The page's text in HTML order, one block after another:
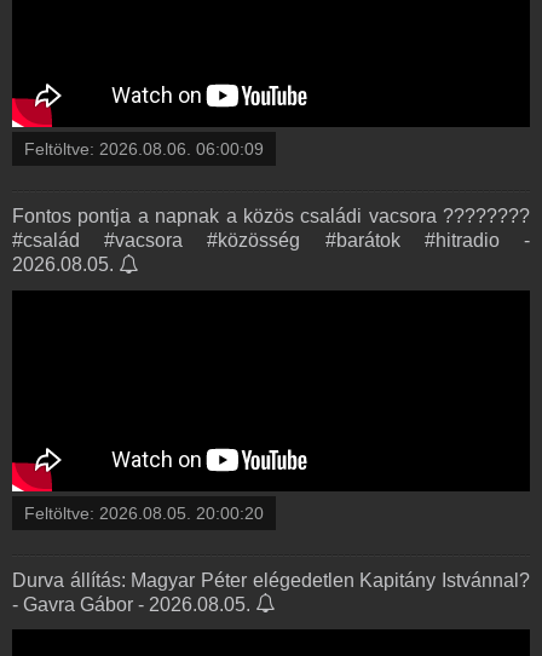
Feltöltve: 2026.08.06. 06:00:09
Fontos pontja a napnak a közös családi vacsora ????????
#család #vacsora #közösség #barátok #hitradio -
2026.08.05.
Feltöltve: 2026.08.05. 20:00:20
Durva állítás: Magyar Péter elégedetlen Kapitány Istvánnal?
- Gavra Gábor - 2026.08.05.